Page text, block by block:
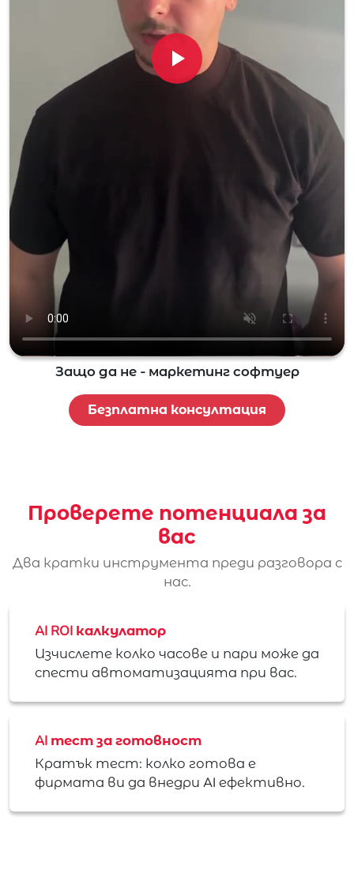
Защо да не - маркетинг софтуер
Безплатна консултация
Проверете потенциала за
вас
Два кратки инструмента преди разговора с
нас.
AI ROI калкулатор
Изчислете колко часове и пари може да
спести автоматизацията при вас.
AI тест за готовност
Кратък тест: колко готова е
фирмата ви да внедри AI ефективно.